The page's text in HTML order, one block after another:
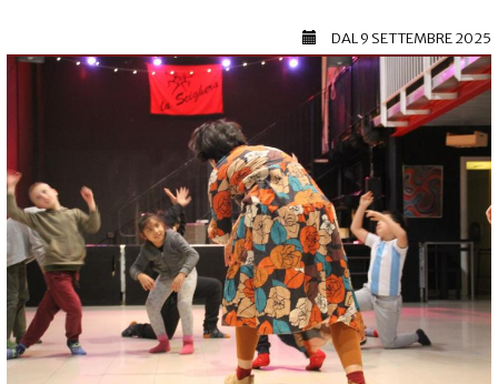
DAL9 SETTEMBRE 2025